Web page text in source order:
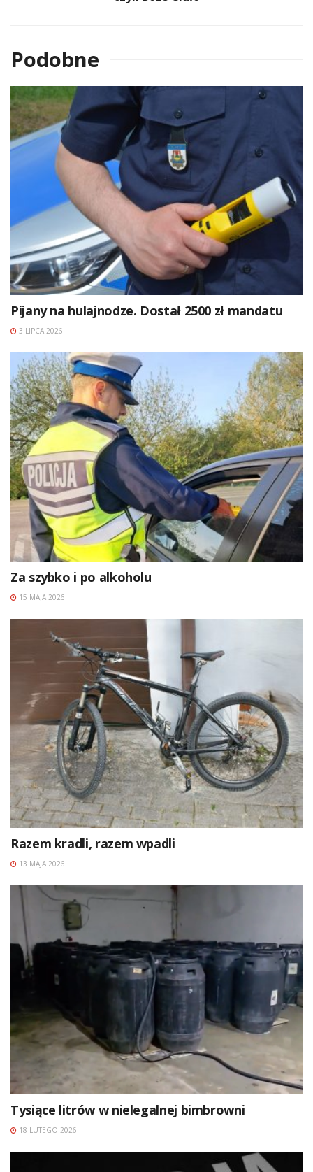
Podobne
Pijany na hulajnodze. Dostał 2500 zł mandatu
3 LIPCA 2026
Za szybko i po alkoholu
15 MAJA 2026
Razem kradli, razem wpadli
13 MAJA 2026
Tysiące litrów w nielegalnej bimbrowni
18 LUTEGO 2026